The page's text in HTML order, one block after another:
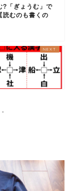
?「ぎょうむ」で
読むのも書くの